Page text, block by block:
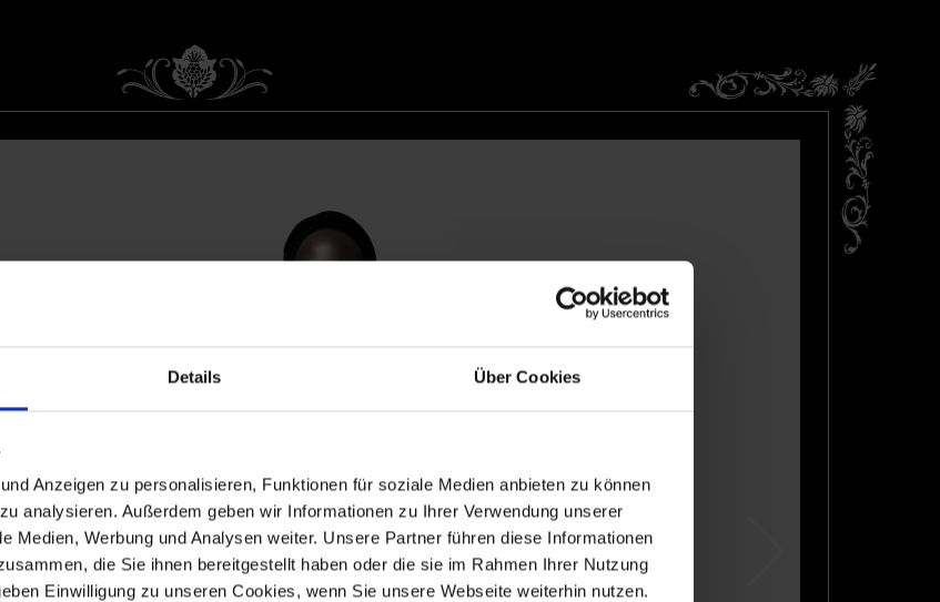
Details Über Cookies
Anzeigen zu personalisieren, Funktionen für soziale Medien anbieten zu können
analysieren. Außerdem geben wir Informationen zu Ihrer Verwendung unserer
Medien, Werbung und Analysen weiter. Unsere Partner führen diese Informationen
die Sie ihnen bereitgestellt haben oder die sie im Rahmen Ihrer Nutzung
Einwilligung zu unseren Cookies, wenn Sie unsere Webseite weiterhin nutzen.